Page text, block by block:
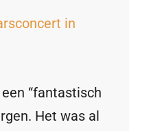
in
“fantastisch
Het was al